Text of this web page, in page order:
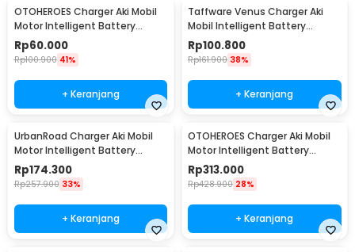
OTOHEROES Charger Aki Mobil
Motor Intelligent Battery
Charger 12V 2A - C1202-6
Rp60.000
Rp100.900 41%
+ Keranjang
Taffware Venus Charger Aki
Mobil Intelligent Battery
Charger 12V 6A - UD20
Rp100.800
Rp161.900 38%
+ Keranjang
UrbanRoad Charger Aki Mobil
Motor Intelligent Battery
Charger 6V/12V - MF1
Rp174.300
Rp257.900 33%
+ Keranjang
OTOHEROES Charger Aki Mobil
Motor Intelligent Battery
Charger 12V/24V - AJ-618D
Rp313.000
Rp428.900 28%
+ Keranjang